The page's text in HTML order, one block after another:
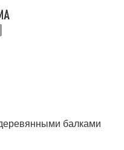
балками